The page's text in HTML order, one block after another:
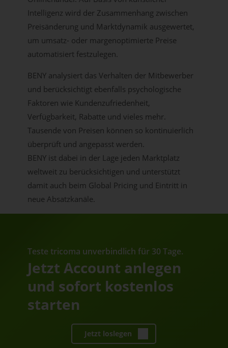
Intelligenz wird der Zusammenhang zwischen
Preisänderung und Marktdynamik ausgewertet,
um umsatz- oder margenoptimierte Preise
automatisiert festzulegen.
BENY analysiert das Verhalten der Mitbewerber
und berücksichtigt ebenfalls psychologische
Faktoren wie Kundenzufriedenheit,
Verfügbarkeit, Rabatte und vieles mehr.
Tausende von Preisen können so kontinuierlich
überprüft und angepasst werden.
BENY ist dabei in der Lage jeden Marktplatz
weltweit zu berücksichtigen und unterstützt
damit auch beim Global Pricing und Eintritt in
neue Absatzkanäle.
Teste tricoma unverbindlich für 30 Tage.
Jetzt Account anlegen
und sofort kostenlos
starten
Jetzt loslegen